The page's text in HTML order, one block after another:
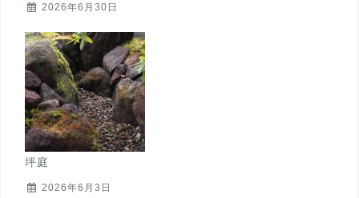
2026年6月30日
坪庭
2026年6月3日